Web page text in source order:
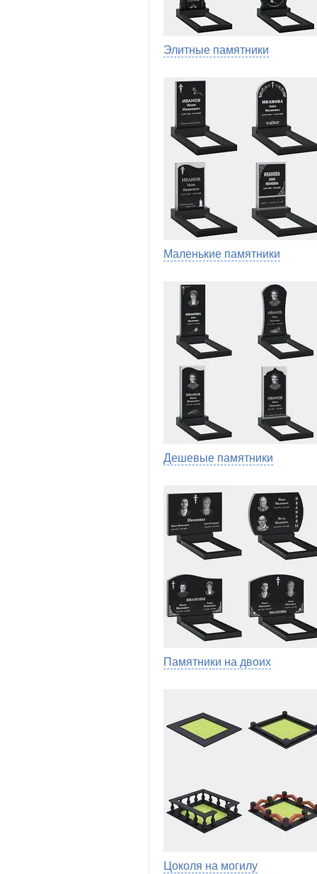
Элитные памятники
Маленькие памятники
Дешевые памятники
Памятники на двоих
Цоколя на могилу